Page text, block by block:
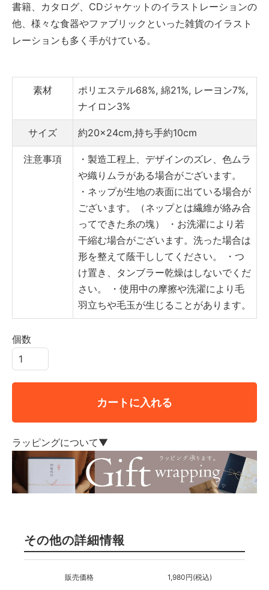
書籍、カタログ、CDジャケットのイラストレーションの
他、様々な食器やファブリックといった雑貨のイラスト
レーションも多く手がけている。
素材
ポリエステル68%, 綿21%, レーヨン7%,
ナイロン3%
サイズ 約20×24cm,持ち手約10cm
注意事項
・製造工程上、デザインのズレ、色ムラ
や織りムラがある場合がございます。
・ネップが生地の表面に出ている場合が
ございます。（ネップとは繊維が絡み合
ってできた糸の塊）
・お洗濯により若
干縮む場合がございます。洗った場合は
形を整えて蔭干ししてください。
・つ
け置き、タンブラー乾燥はしないでくだ
さい。
・使用中の摩擦や洗濯により毛
羽立ちや毛玉が生じることがあります。
個数
カートに入れる
ラッピングについて▼
その他の詳細情報
販売価格 1,980円(税込)